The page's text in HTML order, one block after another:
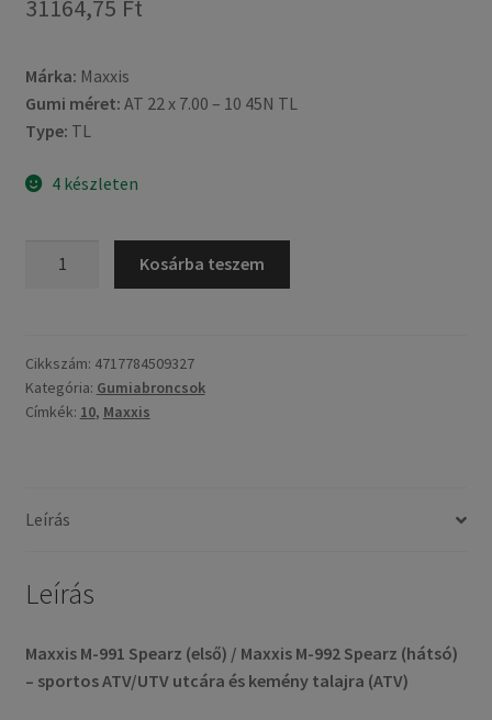
31164,75 Ft
Márka: Maxxis
Gumi méret: AT 22 x 7.00 – 10 45N TL
Type: TL
4 készleten
45N
(175/85-
10)
6PR
Kosárba teszem
Cikkszám: 4717784509327
Kategória: Gumiabroncsok
Címkék: 10, Maxxis
Leírás
Leírás
Maxxis M-991 Spearz (első) / Maxxis M-992 Spearz (hátsó)
– sportos ATV/UTV utcára és kemény talajra (ATV)